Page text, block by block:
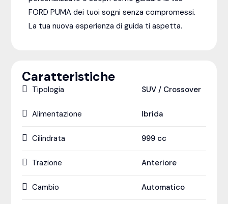
FORD PUMA dei tuoi sogni senza compromessi.
La tua nuova esperienza di guida ti aspetta.
Caratteristiche
Tipologia SUV / Crossover
Alimentazione Ibrida
Cilindrata 999 cc
Trazione Anteriore
Cambio Automatico